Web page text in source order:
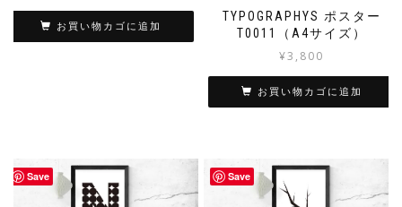
お買い物カゴに追加
TYPOGRAPHYS ポスター
T0011（A4サイズ）
¥3,800
お買い物カゴに追加
Save Save